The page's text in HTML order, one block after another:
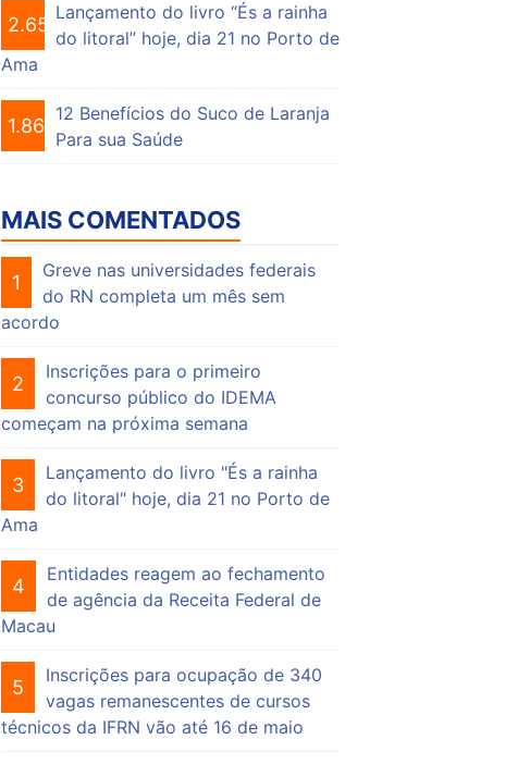
2.656
Lançamento do livro “És a rainha
do litoral” hoje, dia 21 no Porto de
Ama
1.864
12 Benefícios do Suco de Laranja
Para sua Saúde
MAIS COMENTADOS
1
Greve nas universidades federais
do RN completa um mês sem
acordo
2
Inscrições para o primeiro
concurso público do IDEMA
começam na próxima semana
3
Lançamento do livro "És a rainha
do litoral" hoje, dia 21 no Porto de
Ama
4
Entidades reagem ao fechamento
de agência da Receita Federal de
Macau
5
Inscrições para ocupação de 340
vagas remanescentes de cursos
técnicos da IFRN vão até 16 de maio